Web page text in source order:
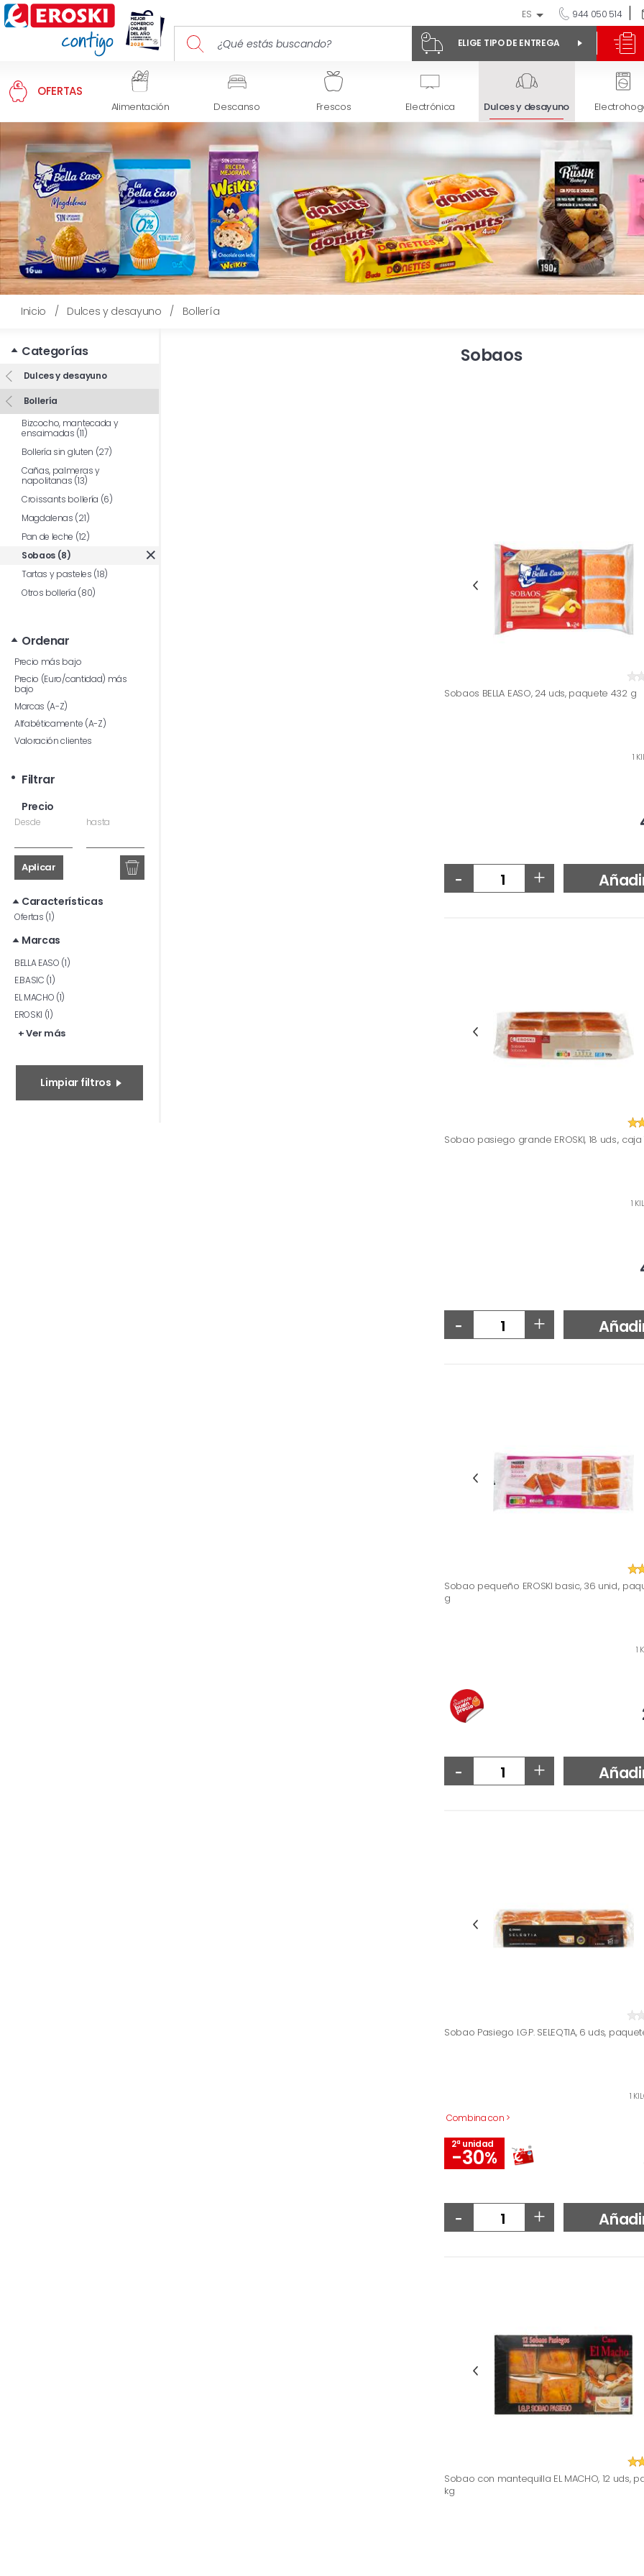
ES 944 050 514
ELIGE TIPO DE ENTREGA
OFERTAS
Alimentación Descanso Frescos Electrónica Dulces y desayuno
Inicio / Dulces y desayuno / Bollería
Categorías
Dulces y desayuno
Bollería
Bizcocho, mantecada y
ensaimadas (11)
Bollería sin gluten (27)
Cañas, palmeras y
napolitanas (13)
Croissants bollería (6)
Magdalenas (21)
Pan de leche (12)
Sobaos (8)
Tartas y pasteles (18)
Otros bollería (80)
Ordenar
Precio más bajo
Precio (Euro/cantidad) más
bajo
Marcas (A-Z)
Alfabéticamente (A-Z)
Valoración clientes
Filtrar
Precio
Desde hasta
Aplicar
Características
Ofertas (1)
Marcas
BELLA EASO (1)
E.BASIC (1)
EL MACHO (1)
EROSKI (1)
+ Ver más
Limpiar filtros
Sobaos
Sobaos BELLA EASO, 24 uds, paquete 432 g
1
- +
Sobao pasiego grande EROSKI, 18 uds.,
1
- +
Sobao pequeño EROSKI basic, 36 unid.,
g
1
- +
Sobao Pasiego I.G.P. SELEQTIA, 6 uds,
Combina con >
1
2ª unidad
-30%
- +
Sobao con mantequilla EL MACHO, 12 uds,
kg